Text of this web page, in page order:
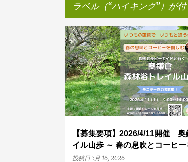
ラベル（ ハイキング ）が
投
稿
【募集要項】2026/4/11開催 奥
イル山歩 ～ 春の息吹とコーヒー
投稿日 3月 16, 2026
コーヒー ハイキング モニター募集
春の息吹 新緑 募集要項